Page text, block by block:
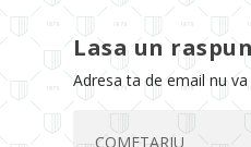
Lasa un
Adresa ta de email nu